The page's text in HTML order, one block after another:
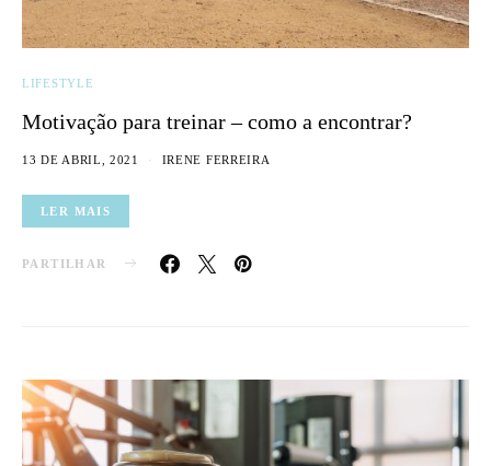
LIFESTYLE
Motivação para treinar – como a encontrar?
13 DE ABRIL, 2021 IRENE FERREIRA
LER MAIS
PARTILHAR